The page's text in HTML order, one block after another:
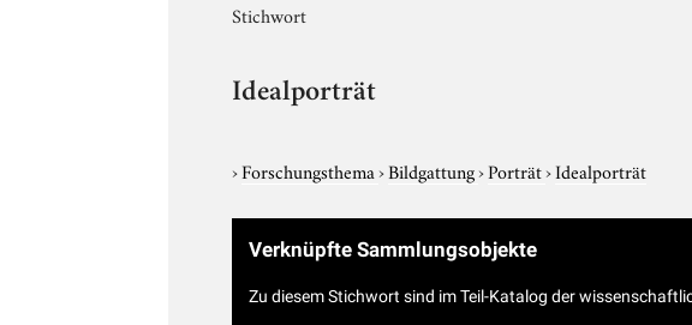
Stichwort
Idealporträt
›Forschungsthema›Bildgattung›Porträt›Idealporträt
Verknüpfte Sammlungsobjekte
Zu diesem Stichwort sind im Teil-Katalog der